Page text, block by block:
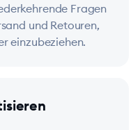
Fragen
und Retouren,
einzubeziehen.